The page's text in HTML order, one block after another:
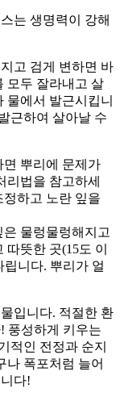
는 생명력이 강해
고 검게 변하면 바
모두 잘라내고 살
물에서 발근시킵니
근하여 살아날 수
면 뿌리에 문제가
리법을 참고하세
하고 노란 잎을
물렁물렁해지고
뜻한 곳(15도 이
니다. 뿌리가 얼
입니다. 적절한 환
풍성하게 키우는
적인 전정과 순지
나 폭포처럼 늘어
다!